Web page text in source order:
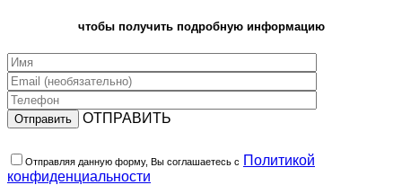
чтобы получить подробную информацию
ОТПРАВИТЬ
Отправляя данную форму, Вы соглашаетесь с Политикой
конфиденциальности